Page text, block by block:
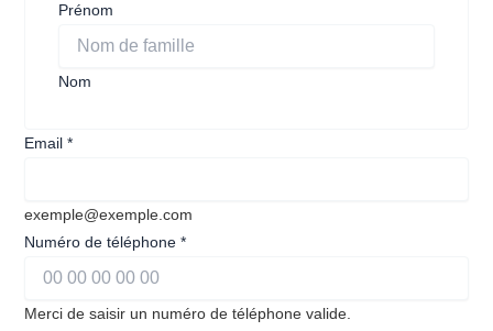
Prénom
Nom
Email*
exemple@exemple.com
Numéro de téléphone*
Merci de saisir un numéro de téléphone valide.